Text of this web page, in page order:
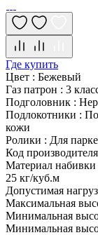
Где купить
Цвет : Бежевый
Газ патрон : 3
Подголовник :
Подлокотники :
кожи
Ролики : Для
Код производителя
Материал набивки
25 кг/куб.м
Допустимая
Максимальная
Минимальная
Минимальная